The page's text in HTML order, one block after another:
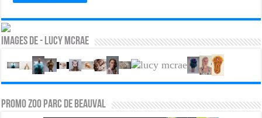
Images de - Lucy McRae
PROMO ZOO PARC DE BEAUVAL